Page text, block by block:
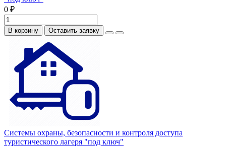
0 ₽
В корзину Оставить заявку
Системы охраны, безопасности и контроля доступа
туристического лагеря "под ключ"